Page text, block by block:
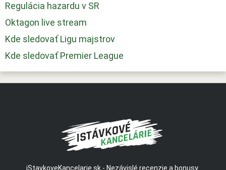
Regulácia hazardu v SR
Oktagon live stream
Kde sledovať Ligu majstrov
Kde sledovať Premier League
iStavkoveKancelarie.sk - Nezávislé recenzie a bonusy